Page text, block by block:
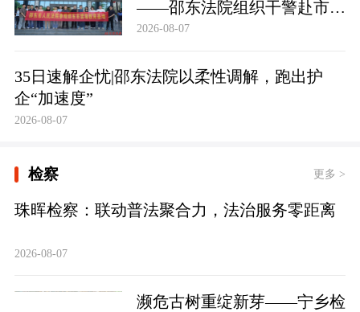
——邵东法院组织干警赴市禁
毒教育基地参观学习
2026-08-07
35日速解企忧|邵东法院以柔性调解，跑出护
企“加速度”
2026-08-07
检察 更多 >
珠晖检察：联动普法聚合力，法治服务零距离
2026-08-07
濒危古树重绽新芽——宁乡检